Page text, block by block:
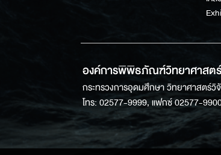
องค์การพิพิธภัณฑ์วิทยาศาสต
กระทรวงการอุดมศึกษา วิทยาศาสตร์
โทร: 02577-9999, แฟกซ์ 02577-